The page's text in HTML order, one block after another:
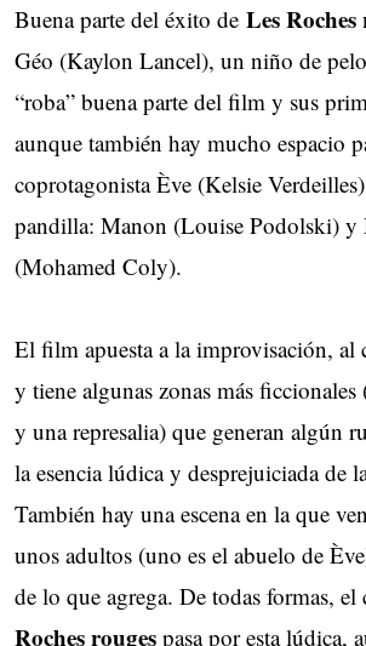
Buena parte del éxito de Les Roches
Géo (Kaylon Lancel), un niño de
“roba” buena parte del film y sus
aunque también hay mucho espacio
coprotagonista Ève (Kelsie
pandilla: Manon (Louise Podolski) y
(Mohamed Coly).
El film apuesta a la improvisación, al
y tiene algunas zonas más
y una represalia) que generan algún
la esencia lúdica y desprejuiciada de
También hay una escena en la que
unos adultos (uno es el abuelo de
de lo que agrega. De todas formas, el
Roches rouges pasa por esta lúdica,